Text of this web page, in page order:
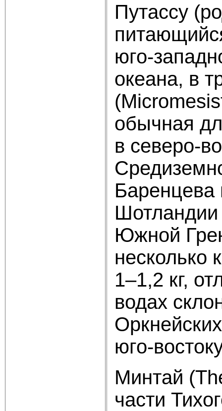
Путассу
юго-
океана, в
обычная
в северо-
Баренцева
Южной
несколько
1–1,2 кг,
водах
юго-
Минтай
части